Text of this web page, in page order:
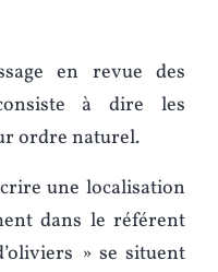
en revue des
à dire les
ordre naturel.
une localisation
dans le référent
» se situent